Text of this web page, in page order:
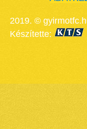
2019. ©
Készítette: